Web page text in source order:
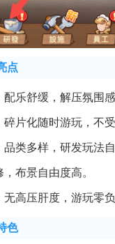
点
乐舒缓，解压氛围感
片化随时游玩，不受
类多样，研发玩法自
布景自由度高。
高压肝度，游玩零负
色